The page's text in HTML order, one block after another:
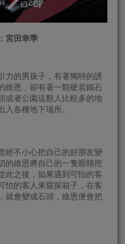
：宮田幸季
力的男孩子，有著獨特的誘
維恩，卻有著一顆硬若鐵石
或者公園這類人比較多的地
入各種地下場所。
經不小心把自己的好朋友變
的維恩將自己的一隻眼睛挖
此之後，如果遇到可怕的客
怕的客人來窺探箱子，在客
就會變成石頭，維恩便會把